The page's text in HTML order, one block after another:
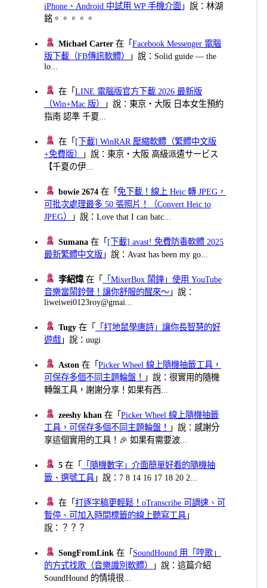
iPhone、Android 中試用 WP 手機介面 」說：林湖
銘。。。。。
Michael Carter 在「Facebook Messenger 電腦
版下載（FB傳訊軟體）
」說：Solid guide — the
lo...
在「LINE 電腦版官方下載 2026 最新版
（Win+Mac 版）
」說：東京・大阪 日本女生預約
指南 認準 千夏...
在「 [下載] WinRAR 壓縮軟體（繁體中文版
+免費版）
」說：東京・大阪 高級派遣サービス
【千夏の伊...
bowie 2674 在「免下載！線上 Heic 轉 JPEG，
可批次處理最多 50 張照片！（Convert Heic to
JPEG）
」說：Love that I can batc...
Sumana 在「 [下載] avast! 免費防毒軟體 2025
最新繁體中文版 」說：Avast has been my go...
李紹煒在「
「MixerBox 鬧鐘」使用 YouTube
音樂當鬧鈴聲！讓你舒服的醒來～ 」說：
liweiwei0123roy@gmai...
Tugy 在「
「打地鼠學唐詩」讓你長智慧的好
遊戲 」說：uugi
Aston 在「Picker Wheel 線上隨機抽籤工具，
可保存多個不同主題輪盤！
」說：很實用的隨機
轉盤工具，謝謝分享！如果有西...
zeeshy khan 在「Picker Wheel 線上隨機抽籤
工具，可保存多個不同主題輪盤！
」說：感謝分
享這個實用的工具！🎉 如果有需要波...
5 在「
「隨機數字」介面簡單好看的隨機抽
籤、選號工具 」說：7 8 14 16 17 18 20 2...
在「打逐字稿更輕鬆！oTranscribe 可調速、可
暫停、可加入時間標籤的線上聽寫工具 」
說：？？？
SongFromLink 在「 SoundHound 用「哼歌」
的方式找歌（音樂識別軟體）
」說：這篇介紹
SoundHound 的情境很...